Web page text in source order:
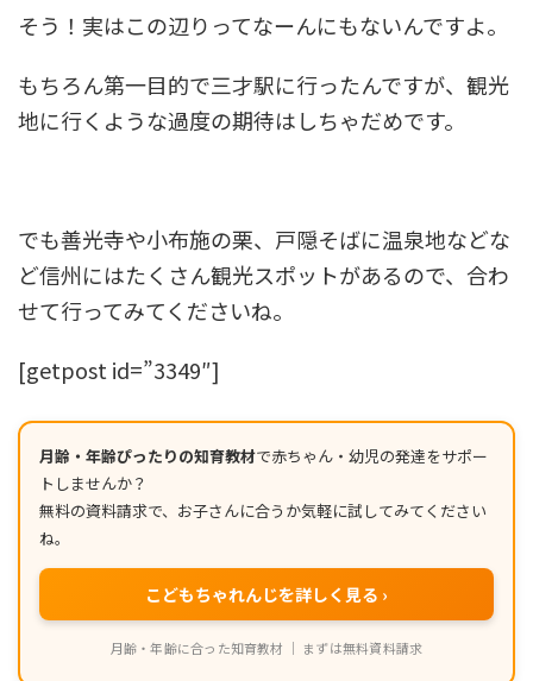
そう！実はこの辺りってなーんにもないんですよ。
もちろん第一目的で三才駅に行ったんですが、観光
地に行くような過度の期待はしちゃだめです。
でも善光寺や小布施の栗、戸隠そばに温泉地などな
ど信州にはたくさん観光スポットがあるので、合わ
せて行ってみてくださいね。
[getpost id=”3349″]
月齢・年齢ぴったりの知育教材で赤ちゃん・幼児の発達をサポー
トしませんか？
無料の資料請求で、お子さんに合うか気軽に試してみてください
ね。
こどもちゃれんじを詳しく見る ›
月齢・年齢に合った知育教材 ｜ まずは無料資料請求